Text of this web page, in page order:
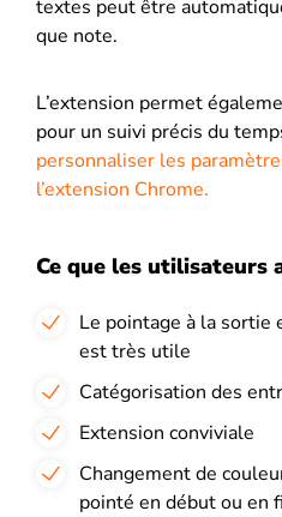
textes peut être
que note.
L’extension permet
pour un suivi précis du
personnaliser les
l’extension Chrome.
Ce que les utilisateurs
Le pointage à la sortie
est très utile
Catégorisation des
Extension conviviale
Changement de
pointé en début ou en